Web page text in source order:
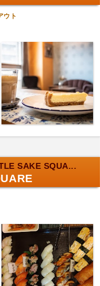
ウト
SAKE SQUA...